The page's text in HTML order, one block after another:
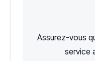
Assurez-vous
service